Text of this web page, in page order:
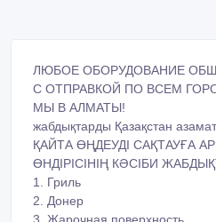
ЛЮБОЕ ОБОРУДОВАНИЕ
С ОТПРАВКОЙ ПО ВСЕМ
МЫ В АЛМАТЫ!
жабдықтарды Қазақстан
ҚАЙТА ӨҢДЕУДІ САҚТАУҒА
ӨНДІРІСІНІҢ КӘСІБИ
1. Гриль
2. Донер
3. Жарочная поверхность